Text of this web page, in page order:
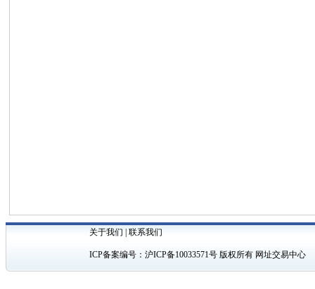
关于我们 |联系我们
ICP备案编号：沪ICP备10033571号 版权所有 网址交易中心